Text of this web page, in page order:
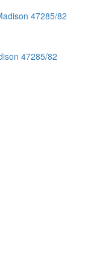
47285/82